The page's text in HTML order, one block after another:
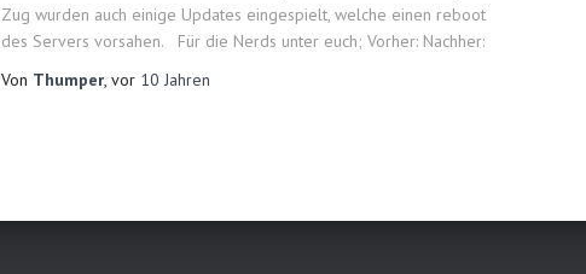
Zug wurden auch einige Updates eingespielt, welche einen reboot
des Servers vorsahen. Für die Nerds unter euch; Vorher: Nachher:
Von Thumper , vor 10 Jahren